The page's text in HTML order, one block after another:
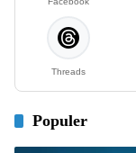
Threads
Populer